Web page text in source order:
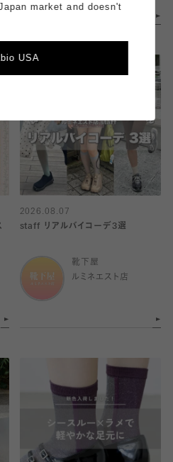
2026.08.07
staff リアルバイコーデ3選
靴下屋
ルミネエスト店
market and doesn't
USA